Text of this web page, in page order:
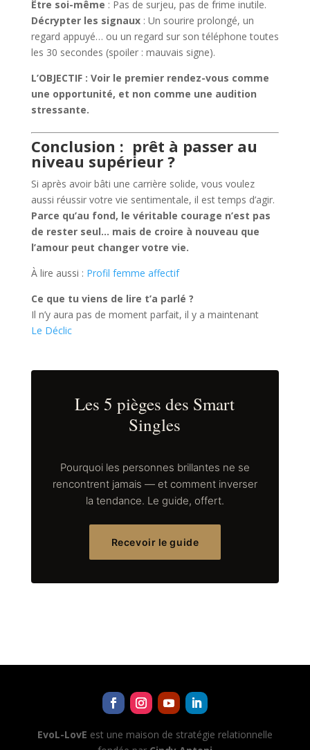
Être soi-même : Pas de surjeu, pas de frime inutile.
Décrypter les signaux: Un sourire prolongé, un
regard appuyé… ou un regard sur son téléphone toutes
les 30 secondes (spoiler : mauvais signe).
L’OBJECTIF : Voir le premier rendez-vous comme
une opportunité, et non comme une audition
stressante.
Conclusion : prêt à passer au
niveau supérieur ?
Si après avoir bâti une carrière solide, vous voulez
aussi réussir votre vie sentimentale, il est temps d’agir.
Parce qu’au fond, le véritable courage n’est pas
de rester seul… mais de croire à nouveau que
l’amour peut changer votre vie.
À lire aussi : Profil femme affectif
Ce que tu viens de lire t’a parlé ?
Il n’y aura pas de moment parfait, il y a maintenant
Le Déclic
Les 5 pièges des Smart
Singles
Pourquoi les personnes brillantes ne se
rencontrent jamais — et comment inverser
la tendance. Le guide, offert.
Recevoir le guide
EvoL-LovE est une maison de stratégie relationnelle